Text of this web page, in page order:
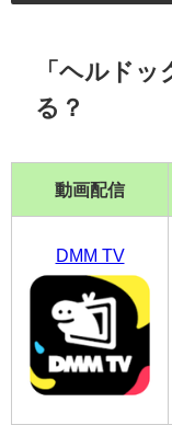
「ヘルド
る？
動画配信
DMM TV